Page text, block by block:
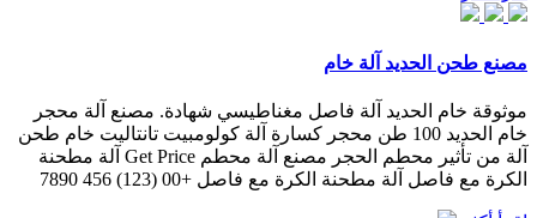
مصنع طحن الحديد آلة خام
موثوقة خام الحديد آلة فاصل مغناطيسي شهادة. مصنع آلة محجر
خام الحديد 100 طن محجر كسارة آلة كولومبيت تانتاليت خام طحن
آلة من تأثير محطم الحجر مصنع آلة محطم Get Price آلة مطحنة
الكرة مع فاصل آلة مطحنة الكرة مع فاصل +00 (123) 456 7890